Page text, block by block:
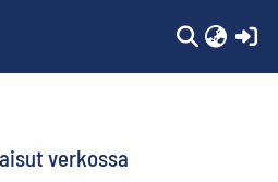
verkossa